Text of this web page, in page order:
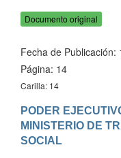
Documento original
Fecha de Publicación:
Página: 14
Carilla: 14
PODER
MINISTERIO DE